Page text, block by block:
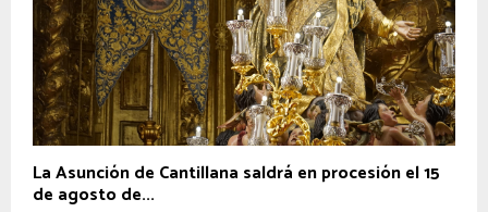
La Asunción de Cantillana saldrá en procesión el 15
de agosto de...